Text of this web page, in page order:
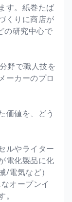
す。紙巻たば
くりに商店が
の研究中心で
野で職人技を
ーカーのプロ
価値を、どう
ルやライター
電化製品に化
/電気など）
オープンイ